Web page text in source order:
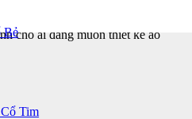
Bẻ
Tim
cho ai đang muốn thiết kế áo